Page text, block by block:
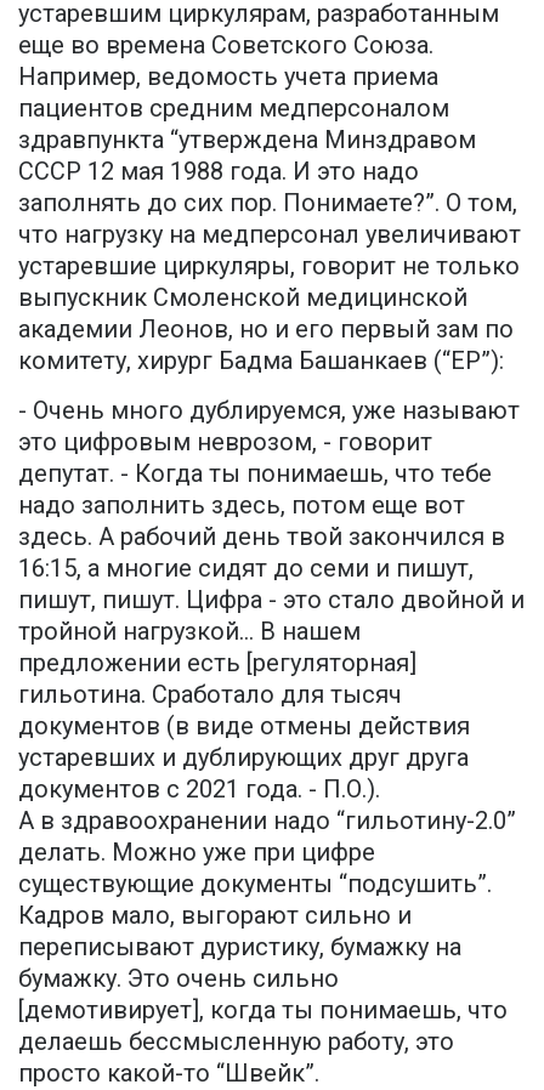
устаревшим циркулярам, разработанным
еще во времена Советского Союза.
Например, ведомость учета приема
пациентов средним медперсоналом
здравпункта “утверждена Минздравом
СССР 12 мая 1988 года. И это надо
заполнять до сих пор. Понимаете?”. О том,
что нагрузку на медперсонал увеличивают
устаревшие циркуляры, говорит не только
выпускник Смоленской медицинской
академии Леонов, но и его первый зам по
комитету, хирург Бадма Башанкаев (“ЕР”):
- Очень много дублируемся, уже называют
это цифровым неврозом, - говорит
депутат. - Когда ты понимаешь, что тебе
надо заполнить здесь, потом еще вот
здесь. А рабочий день твой закончился в
16:15, а многие сидят до семи и пишут,
пишут, пишут. Цифра - это стало двойной и
тройной нагрузкой… В нашем
предложении есть [регуляторная]
гильотина. Сработало для тысяч
документов (в виде отмены действия
устаревших и дублирующих друг друга
документов с 2021 года. - П.О.).
А в здравоохранении надо “гильотину-2.0”
делать. Можно уже при цифре
существующие документы “подсушить”.
Кадров мало, выгорают сильно и
переписывают дуристику, бумажку на
бумажку. Это очень сильно
[демотивирует], когда ты понимаешь, что
делаешь бессмысленную работу, это
просто какой-то “Швейк”.